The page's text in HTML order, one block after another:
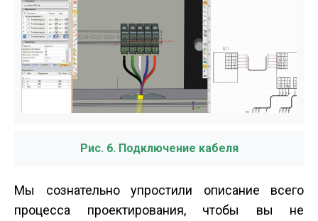
Рис. 6. Подключение кабеля
Мы сознательно упростили описание всего
процесса проектирования, чтобы вы не